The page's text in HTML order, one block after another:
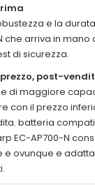
e la
che arriva in mano
di sicurezza.
post-
di maggiore
con il prezzo
batteria
EC-AP700-N
e ovunque e